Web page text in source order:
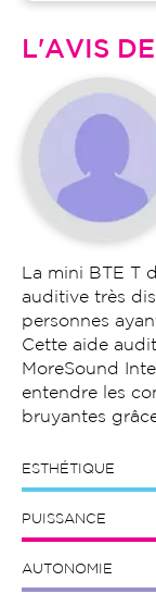
L'AVIS
La mini BTE T
auditive très
personnes
Cette aide
MoreSound
entendre les
bruyantes
ESTHÉTIQUE
PUISSANCE
AUTONOMIE